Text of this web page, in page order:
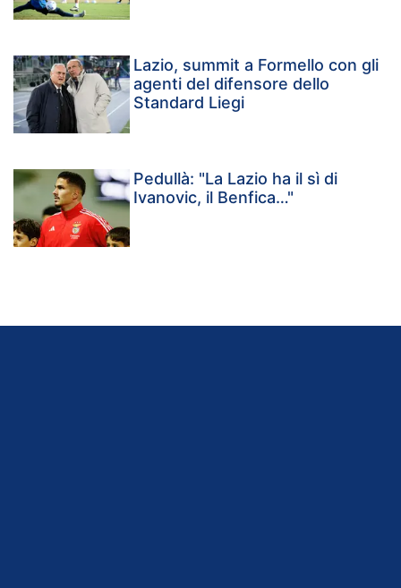
Lazio, summit a Formello con gli
agenti del difensore dello
Standard Liegi
Pedullà: "La Lazio ha il sì di
Ivanovic, il Benfica…"